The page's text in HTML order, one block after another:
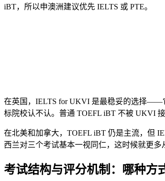
iBT，所以申澳洲建议优先 IELTS 或 PTE。
在英国，IELTS for UKVI 是最稳妥的选择——
标院校认不认。普通 TOEFL iBT 不被 UKVI
在北美和加拿大，TOEFL iBT 仍是主流，但
西兰对三个考试基本一视同仁，这时候就更多
考试结构与评分机制：哪种方